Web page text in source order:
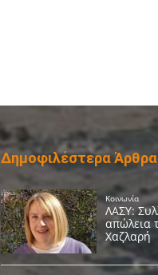
Δημοφιλέστερα Άρθρα